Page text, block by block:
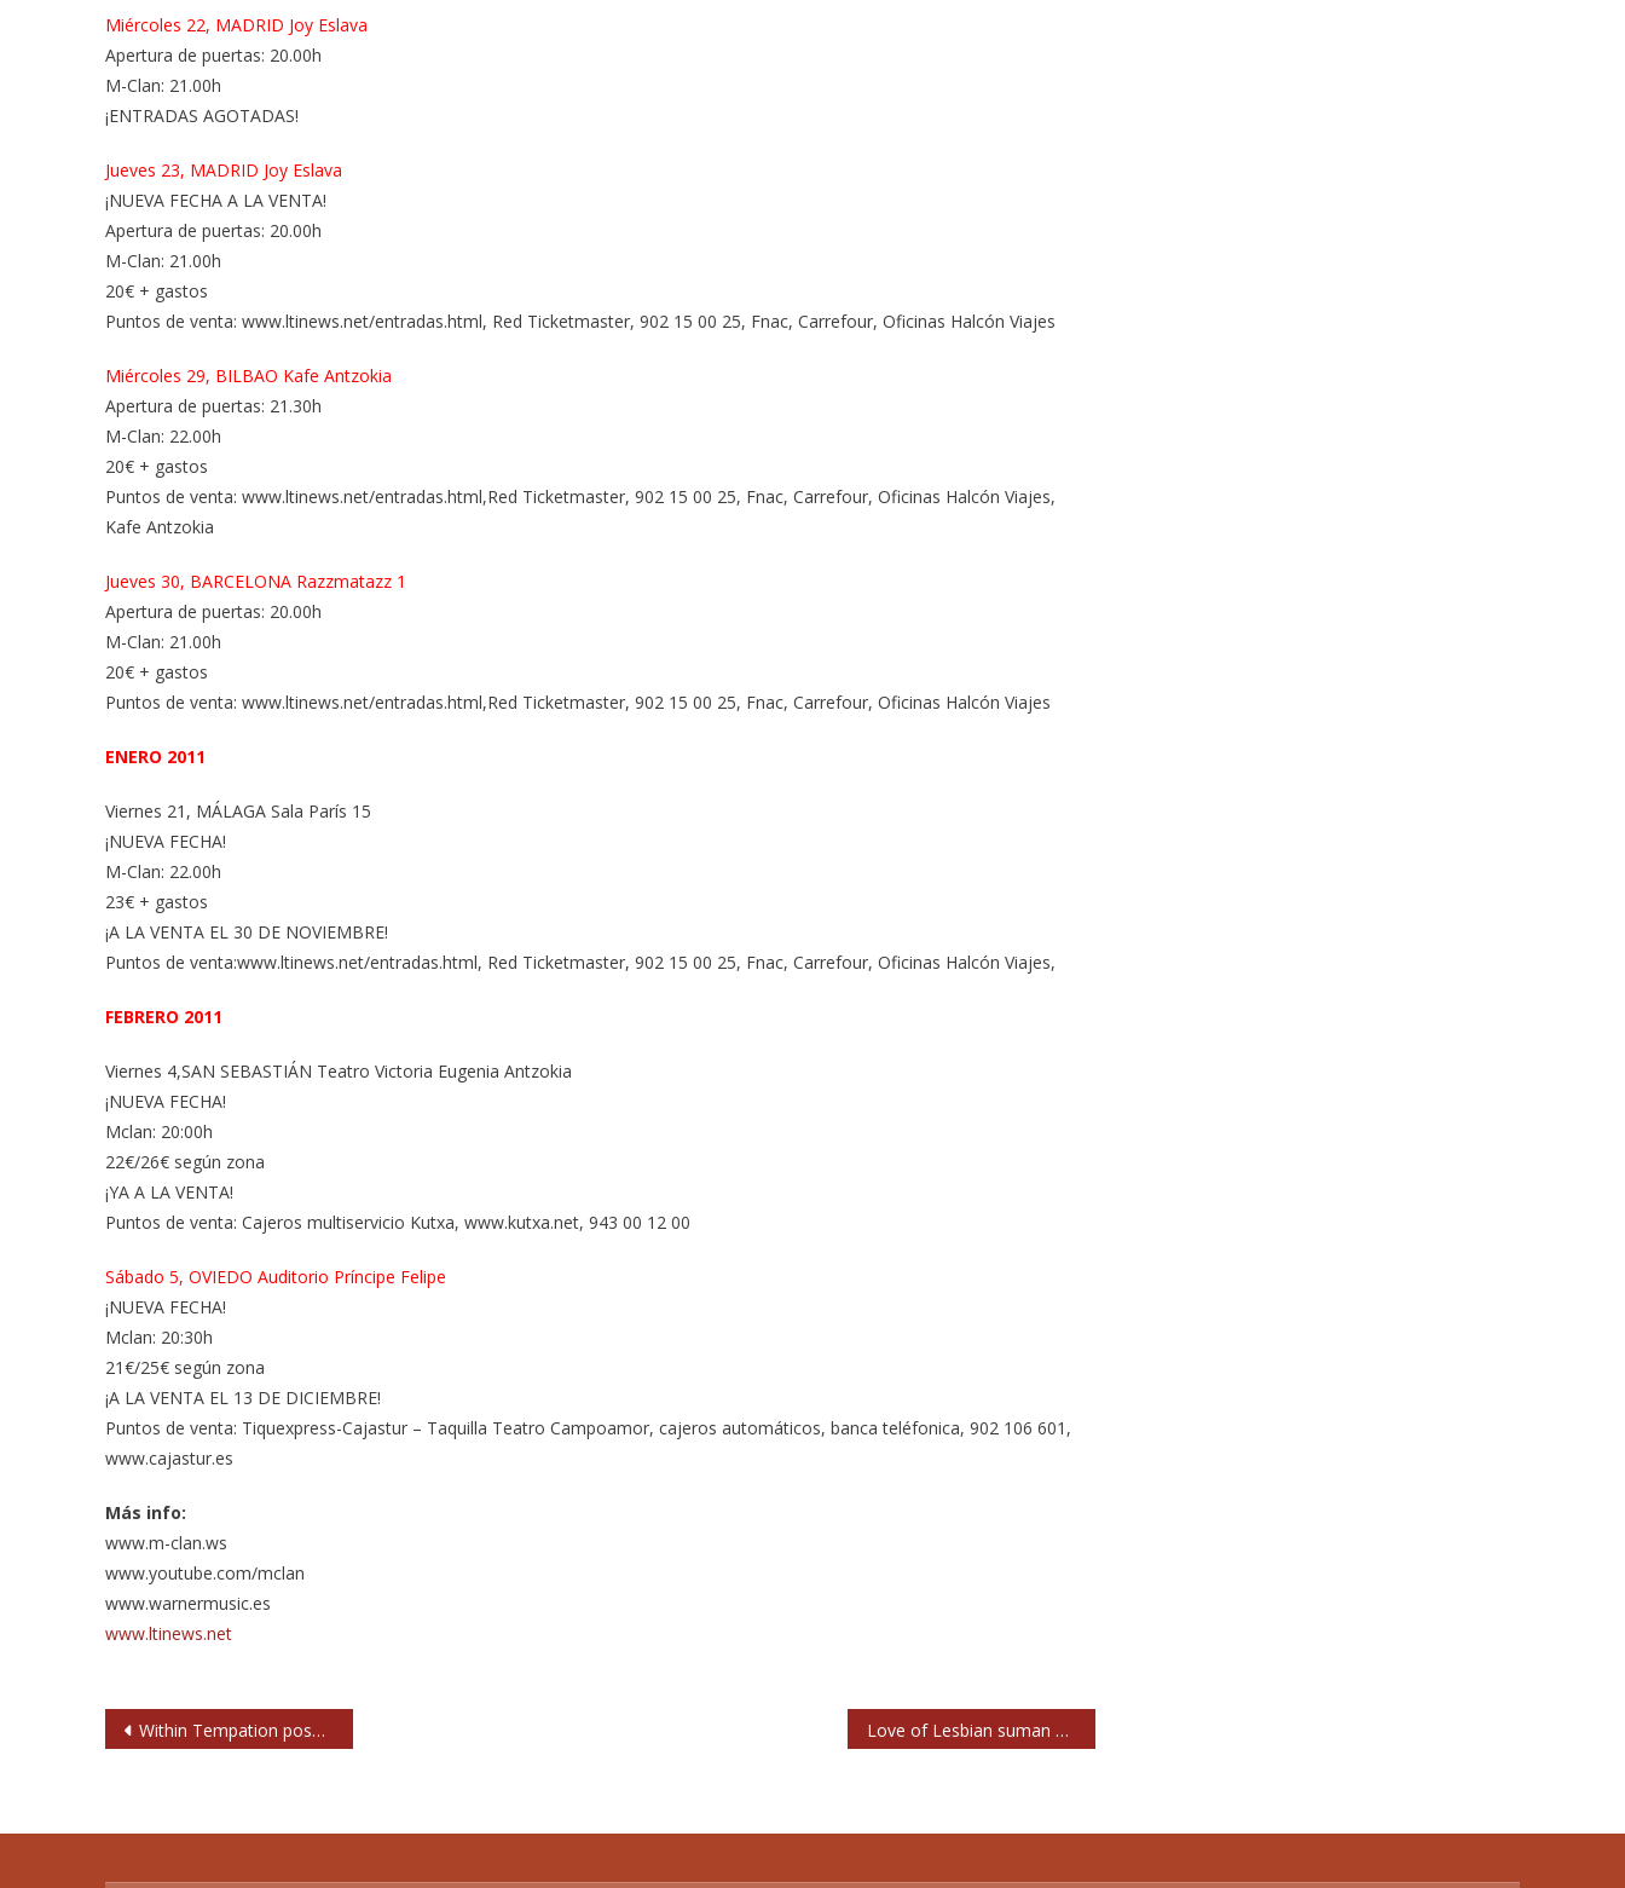
Miércoles 22, MADRID Joy Eslava
Apertura de puertas: 20.00h
M-Clan: 21.00h
¡ENTRADAS AGOTADAS!
Jueves 23, MADRID Joy Eslava
¡NUEVA FECHA A LA VENTA!
Apertura de puertas: 20.00h
M-Clan: 21.00h
20€ + gastos
Puntos de venta: www.ltinews.net/entradas.html, Red Ticketmaster, 902 15 00 25, Fnac, Carrefour, Oficinas Halcón Viajes
Miércoles 29, BILBAO Kafe Antzokia
Apertura de puertas: 21.30h
M-Clan: 22.00h
20€ + gastos
Puntos de venta: www.ltinews.net/entradas.html,Red Ticketmaster, 902 15 00 25, Fnac, Carrefour, Oficinas Halcón Viajes,
Kafe Antzokia
Jueves 30, BARCELONA Razzmatazz 1
Apertura de puertas: 20.00h
M-Clan: 21.00h
20€ + gastos
Puntos de venta: www.ltinews.net/entradas.html,Red Ticketmaster, 902 15 00 25, Fnac, Carrefour, Oficinas Halcón Viajes
ENERO 2011
Viernes 21, MÁLAGA Sala París 15
¡NUEVA FECHA!
M-Clan: 22.00h
23€ + gastos
¡A LA VENTA EL 30 DE NOVIEMBRE!
Puntos de venta:www.ltinews.net/entradas.html, Red Ticketmaster, 902 15 00 25, Fnac, Carrefour, Oficinas Halcón Viajes,
FEBRERO 2011
Viernes 4,SAN SEBASTIÁN Teatro Victoria Eugenia Antzokia
¡NUEVA FECHA!
Mclan: 20:00h
22€/26€ según zona
¡YA A LA VENTA!
Puntos de venta: Cajeros multiservicio Kutxa, www.kutxa.net, 943 00 12 00
Sábado 5, OVIEDO Auditorio Príncipe Felipe
¡NUEVA FECHA!
Mclan: 20:30h
21€/25€ según zona
¡A LA VENTA EL 13 DE DICIEMBRE!
Puntos de venta: Tiquexpress-Cajastur – Taquilla Teatro Campoamor, cajeros automáticos, banca teléfonica, 902 106 601,
www.cajastur.es
Más info:
www.m-clan.ws
www.youtube.com/mclan
www.warnermusic.es
www.ltinews.net
Navegación
Within Tempation posponen sus conciertos en Madrid y Barcelona Love of Lesbian suman una tercera noche en Madrid